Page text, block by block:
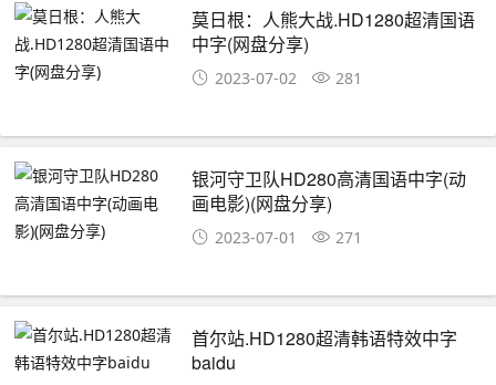
莫日根：人熊大战.HD1280超清国语
中字(网盘分享)
2023-07-02 281
银河守卫队HD280高清国语中字(动
画电影)(网盘分享)
2023-07-01 271
首尔站.HD1280超清韩语特效中字
baidu